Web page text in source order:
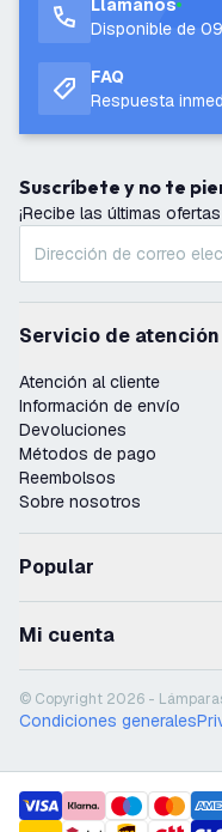
Llámanos
Disponible de
FAQ
Respuesta
Suscríbete y no te
¡Recibe las últimas
Servicio de
Atención al cliente
Información de envío
Devoluciones
Métodos de pago
Reembolsos
Sobre nosotros
Popular
Mi cuenta
© Copyright 2026 -
Condiciones generales
payment methods